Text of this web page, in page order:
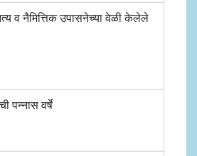
व नैमित्तिक उपासनेच्या वेळी केलेले
पन्नास वर्षे